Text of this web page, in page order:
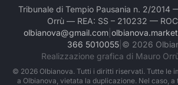
Tribunale di Tempio Pausania n. 2/2014
Orrù — REA: SS – 210232 —
olbianova@gmail.com
366 5010055| © 2026
Realizzazione grafica di Mauro
© 2026Olbianova. Tutti i diritti riservati. Tutte le
a Olbianova, vietata la duplicazione. Nel caso,